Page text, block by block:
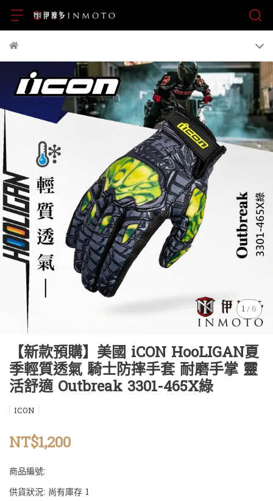
1/6
【新款預購】美國 iCON HooLIGAN夏
季輕質透氣 騎士防摔手套 耐磨手掌 靈
活舒適 Outbreak 3301-465X綠
ICON
NT$1,200
商品編號:
供貨狀況: 尚有庫存 1